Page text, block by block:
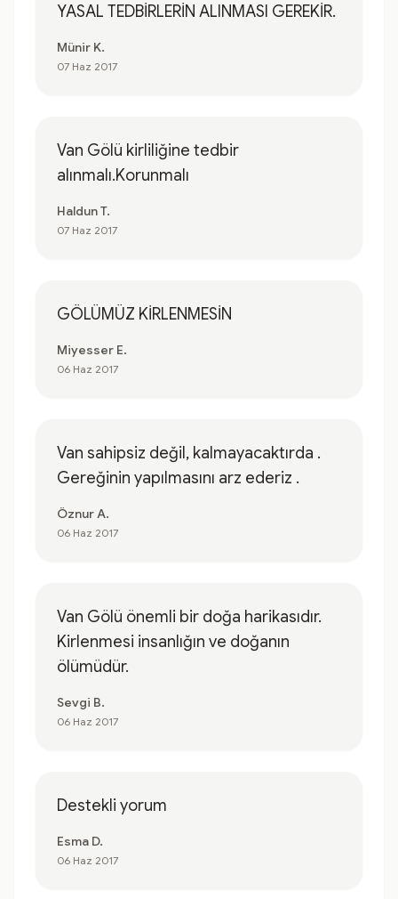
YASAL TEDBİRLERİN ALINMASI GEREKİR.
Münir K.
07 Haz 2017
Van Gölü kirliliğine tedbir
alınmalı.Korunmalı
Haldun T.
07 Haz 2017
GÖLÜMÜZ KİRLENMESİN
Miyesser E.
06 Haz 2017
Van sahipsiz değil, kalmayacaktırda .
Gereğinin yapılmasını arz ederiz .
Öznur A.
06 Haz 2017
Van Gölü önemli bir doğa harikasıdır.
Kirlenmesi insanlığın ve doğanın
ölümüdür.
Sevgi B.
06 Haz 2017
Destekli yorum
Esma D.
06 Haz 2017